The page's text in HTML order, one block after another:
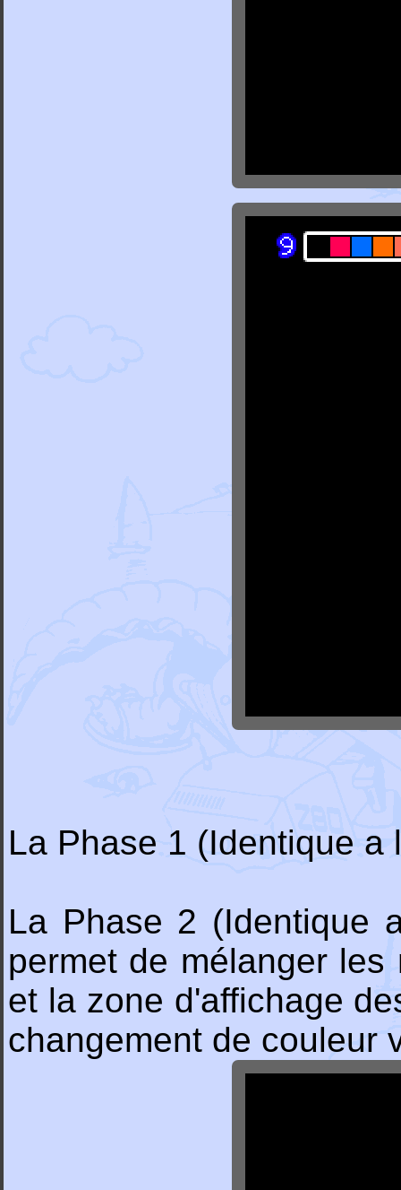
La Phase 1 (Identique
La Phase 2 (Identique
permet de mélanger
et la zone d'affichage
changement de couleur